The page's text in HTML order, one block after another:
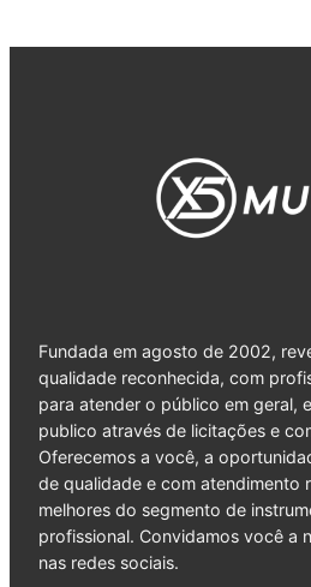
Fundada em agosto de 2002,
qualidade reconhecida, com
para atender o público em geral,
publico através de licitações e
Oferecemos a você, a
de qualidade e com atendimento
melhores do segmento de
profissional. Convidamos você a
nas redes sociais.